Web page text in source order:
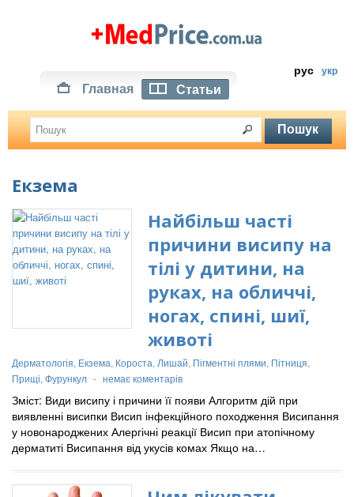
рус укр
Главная Статьи
Екзема
Найбільш часті
причини висипу на
тілі у дитини, на
руках, на обличчі,
ногах, спині, шиї,
животі
Дерматологія, Екзема, Короста, Лишай, Пігментні плями, Пітниця,
Прищі, Фурункул - немає коментарів
Зміст: Види висипу і причини її появи Алгоритм дій при
виявленні висипки Висип інфекційного походження Висипання
у новонароджених Алергічні реакції Висип при атопічному
дерматиті Висипання від укусів комах Якщо на…